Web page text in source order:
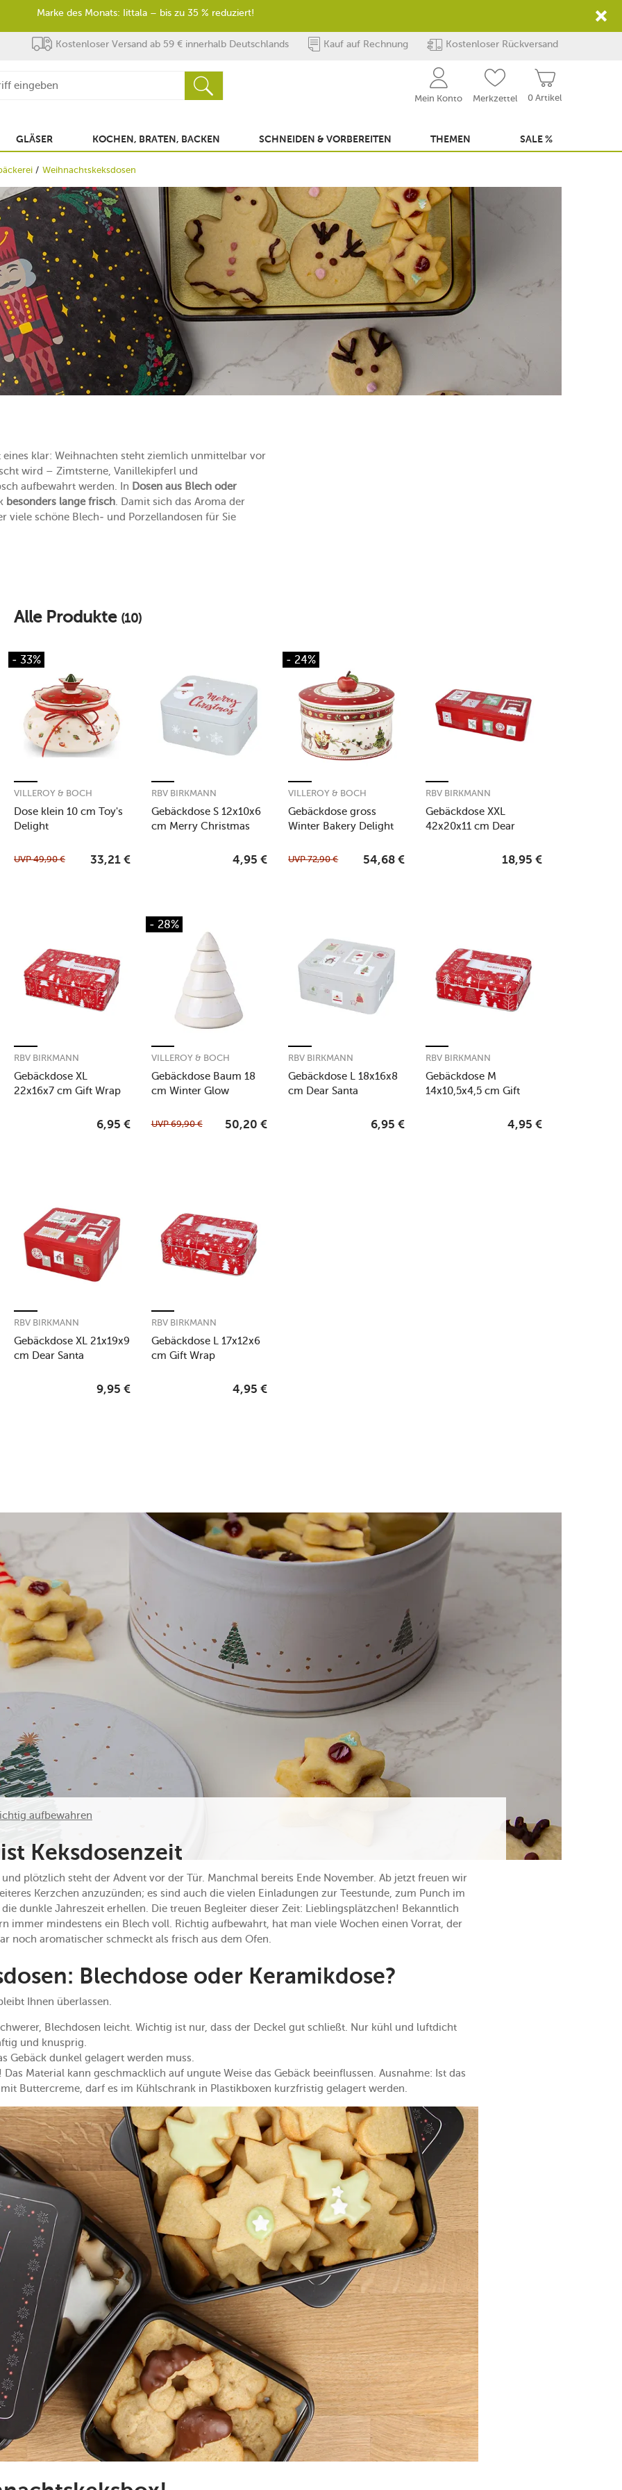
Kostenloser Versand ab 59 € innerhalb Deutschlands Kauf auf Rechnung Kostenloser Rückversand
0 Artikel
Mein Konto Merkzettel
GLÄSER KOCHEN, BRATEN, BACKEN SCHNEIDEN & VORBEREITEN THEMEN SALE %
Weihnachtskeksdosen
klar: Weihnachten steht ziemlich unmittelbar vor
wird – Zimtsterne, Vanillekipferl und
aufbewahrt werden. In Dosen aus Blech oder
besonders lange frisch. Damit sich das Aroma der
viele schöne Blech- und Porzellandosen für Sie
Alle Produkte (10)
- 33%
Dose klein 10 cm Toy's
Delight
VILLEROY & BOCH
UVP49,90 € 33,21 €
Gebäckdose S 12x10x6
cm Merry Christmas
RBV BIRKMANN
4,95 €
- 24%
Gebäckdose gross
Winter Bakery Delight
VILLEROY & BOCH
UVP72,90 € 54,68 €
Gebäckdose XXL
42x20x11 cm Dear
RBV BIRKMANN
18,95 €
Gebäckdose XL
22x16x7 cm Gift Wrap
RBV BIRKMANN
6,95 €
- 28%
Gebäckdose Baum 18
cm Winter Glow
VILLEROY & BOCH
UVP69,90 € 50,20 €
Gebäckdose L 18x16x8
cm Dear Santa
RBV BIRKMANN
6,95 €
Gebäckdose M
14x10,5x4,5 cm Gift
RBV BIRKMANN
4,95 €
Gebäckdose XL 21x19x9
cm Dear Santa
RBV BIRKMANN
9,95 €
Gebäckdose L 17x12x6
cm Gift Wrap
RBV BIRKMANN
4,95 €
aufbewahren
Keksdosenzeit
plötzlich steht der Advent vor der Tür. Manchmal bereits Ende November. Ab jetzt freuen wir
Kerzchen anzuzünden; es sind auch die vielen Einladungen zur Teestunde, zum Punch im
dunkle Jahreszeit erhellen. Die treuen Begleiter dieser Zeit: Lieblingsplätzchen! Bekanntlich
immer mindestens ein Blech voll. Richtig aufbewahrt, hat man viele Wochen einen Vorrat, der
noch aromatischer schmeckt als frisch aus dem Ofen.
Blechdose oder Keramikdose?
Ihnen überlassen.
Blechdosen leicht. Wichtig ist nur, dass der Deckel gut schließt. Nur kühl und luftdicht
und knusprig.
Gebäck dunkel gelagert werden muss.
Material kann geschmacklich auf ungute Weise das Gebäck beeinflussen. Ausnahme: Ist das
Buttercreme, darf es im Kühlschrank in Plastikboxen kurzfristig gelagert werden.
Marke des Monats: Iittala – bis zu 35 % reduziert!